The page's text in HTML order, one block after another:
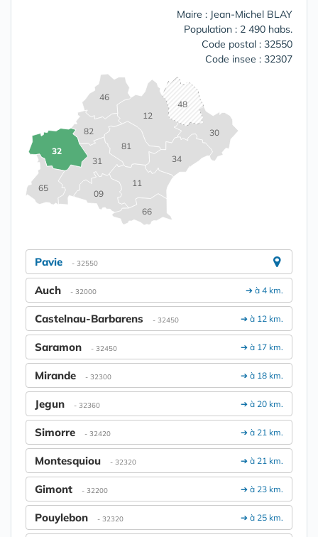
Maire : Jean-Michel BLAY
Population : 2 490 habs.
Code postal : 32550
Code insee : 32307
09
11
12
30
31
32
34
46
48
65
66
81
82
Pavie - 32550
➔ à 4 km.
Auch - 32000
➔ à 12 km.
Castelnau-Barbarens - 32450
➔ à 17 km.
Saramon - 32450
➔ à 18 km.
Mirande - 32300
➔ à 20 km.
Jegun - 32360
➔ à 21 km.
Simorre - 32420
➔ à 21 km.
Montesquiou - 32320
➔ à 23 km.
Gimont - 32200
➔ à 25 km.
Pouylebon - 32320